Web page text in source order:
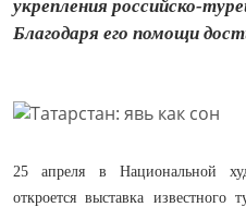
укрепления российско-
Благодаря его помощи
25 апреля в Национальной
откроется выставка известного